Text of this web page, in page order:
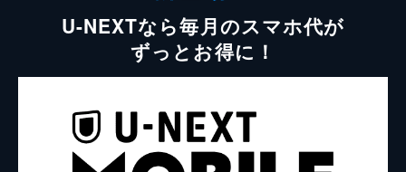
U-NEXTなら毎月のスマホ代が
ずっとお得に！